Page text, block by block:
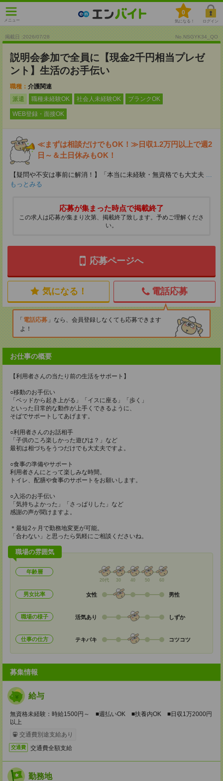
メニュー
0
気になる！ ログイン
掲載日 :2026/07/28 No.NSGYK34_QO
説明会参加で全員に【現金2千円相当プレゼ
ント】生活のお手伝い
職種： 介護関連
派遣
職種未経験OK 社会人未経験OK ブランクOK
WEB登録・面接OK
≪まずは相談だけでもOK！≫日収1.2万円以上で週2
日～＆土日休みもOK！
【疑問や不安は事前に解消！】「本当に未経験・無資格でも大丈夫 ...
もっとみる
応募が集まった時点で掲載終了
この求人は応募が集まり次第、掲載終了致します。予めご理解くださ
い。
応募ページへ
気になる！ 電話応募
電話応募
なら、会員登録しなくても応募できます
よ！
お仕事の概要
【利用者さんの当たり前の生活をサポート】
○移動のお手伝い
「ベッドから起き上がる」「イスに座る」「歩く」
といった日常的な動作が上手くできるように、
そばでサポートしてあげます。
○利用者さんのお話相手
「子供のころ楽しかった遊びは？」など
最初は相づちをうつだけでも大丈夫ですよ。
○食事の準備やサポート
利用者さんにとって楽しみな時間。
トイレ、配膳や食事のサポートをお願いします。
○入浴のお手伝い
「気持ちよかった」「さっぱりした」など
感謝の声が聞けますよ。
＊最短2ヶ月で勤務地変更が可能。
「合わない」と思ったら気軽にご相談くださいね。
職場の雰囲気
年齢層
20代 30 40 50 60
男女比率 女性 男性
職場の様子 活気あり しずか
仕事の仕方 テキパキ コツコツ
募集情報
給与
無資格未経験：時給1500円～ ■週払いOK ■扶養内OK ■日収1万2000円
以上
交通費別途支給あり
交通費 交通費全額支給
勤務地